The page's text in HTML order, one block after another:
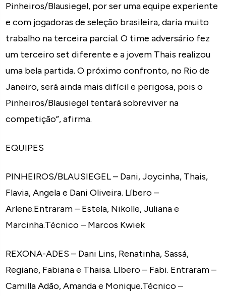
Pinheiros/Blausiegel, por ser uma equipe experiente
e com jogadoras de seleção brasileira, daria muito
trabalho na terceira parcial. O time adversário fez
um terceiro set diferente e a jovem Thais realizou
uma bela partida. O próximo confronto, no Rio de
Janeiro, será ainda mais difícil e perigosa, pois o
Pinheiros/Blausiegel tentará sobreviver na
competição”, afirma.
EQUIPES
PINHEIROS/BLAUSIEGEL – Dani, Joycinha, Thais,
Flavia, Angela e Dani Oliveira. Líbero –
Arlene.Entraram – Estela, Nikolle, Juliana e
Marcinha.Técnico – Marcos Kwiek
REXONA-ADES – Dani Lins, Renatinha, Sassá,
Regiane, Fabiana e Thaisa. Líbero – Fabi. Entraram –
Camilla Adão, Amanda e Monique.Técnico –